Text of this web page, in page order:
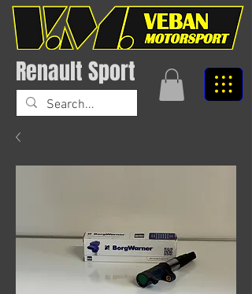
Renault Sport